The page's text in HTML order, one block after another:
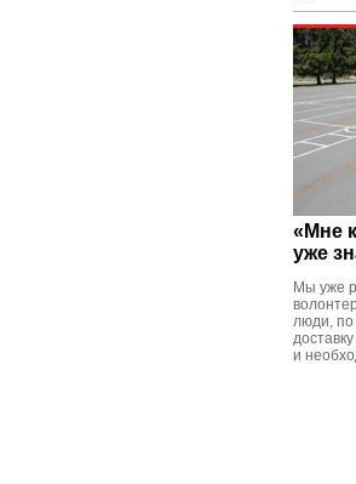
«Мне
уже
Мы уже
люди, по
и